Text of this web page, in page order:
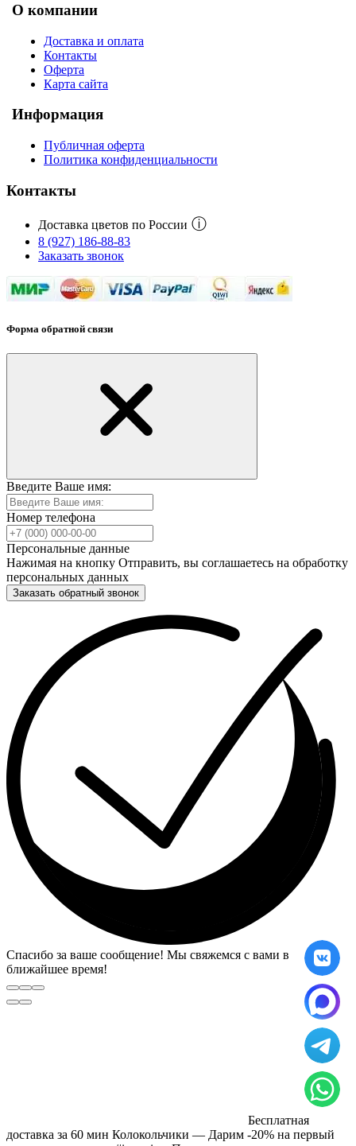
О компании
Доставка и оплата
Контакты
Оферта
Карта сайта
Информация
Публичная оферта
Политика конфиденциальности
Контакты
Доставка цветов по России ⓘ
8 (927) 186-88-83
Заказать звонок
Форма обратной связи
Введите Ваше имя:
Номер телефона
Персональные данные
Нажимая на кнопку Отправить, вы соглашаетесь на обработку
персональных данных
Заказать обратный звонок
Спасибо за ваше сообщение! Мы свяжемся с вами в
ближайшее время!
Бесплатная
доставка за 60 мин Колокольчики — Дарим -20% на первый